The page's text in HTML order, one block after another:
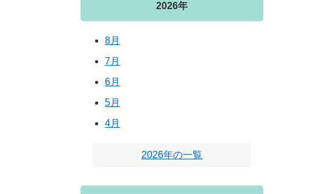
2026年
8月
7月
6月
5月
4月
2026年の一覧